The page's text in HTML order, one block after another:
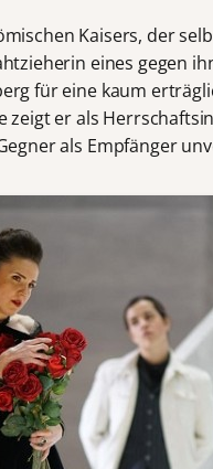
Kaisers, der
eines gegen
für eine kaum
zeigt er als
als Empfänger